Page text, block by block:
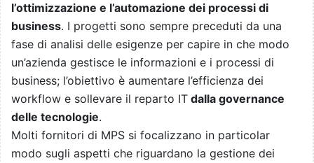
l’ottimizzazione e l’automazione dei processi di
business. I progetti sono sempre preceduti da una
fase di analisi delle esigenze per capire in che modo
un’azienda gestisce le informazioni e i processi di
business; l’obiettivo è aumentare l’efficienza dei
workflow e sollevare il reparto IT dalla governance
delle tecnologie.
Molti fornitori di MPS si focalizzano in particolar
modo sugli aspetti che riguardano la gestione dei